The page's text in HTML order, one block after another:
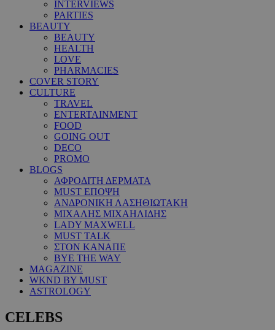
INTERVIEWS
PARTIES
BEAUTY
BEAUTY
HEALTH
LOVE
PHARMACIES
COVER STORY
CULTURE
TRAVEL
ENTERTAINMENT
FOOD
GOING OUT
DECO
PROMO
BLOGS
ΑΦΡΟΔΙΤΗ ΔΕΡΜΑΤΑ
MUST ΕΠΟΨΗ
ΑΝΔΡΟΝΙΚΗ ΛΑΣΗΘΙΩΤΑΚΗ
ΜΙΧΑΛΗΣ ΜΙΧΑΗΛΙΔΗΣ
LADY MAXWELL
MUST TALK
ΣΤΟΝ ΚΑΝΑΠΕ
BYE THE WAY
MAGAZINE
WKND BY MUST
ASTROLOGY
CELEBS